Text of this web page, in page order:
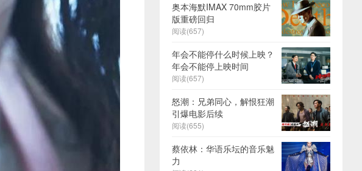
奥本海默IMAX 70mm胶片
版重磅回归
阅读(657)
年会不能停什么时候上映？
年会不能停上映时间
阅读(657)
怒潮：兄弟同心，解恨狂潮
引爆电影后续
阅读(655)
蔡依林：华语乐坛的音乐魅
力